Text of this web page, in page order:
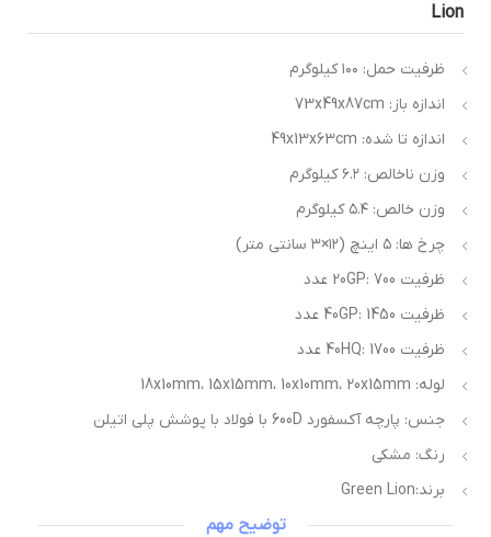
ظرفیت حمل: ۱۰۰ کیلوگرم
اندازه باز: 73x49x87cm
اندازه تا شده: 49x13x63cm
وزن ناخالص: ۶.۲ کیلوگرم
وزن خالص: ۵.۴ کیلوگرم
چرخ ها: ۵ اینچ (۱۲×۳ سانتی متر)
ظرفیت 20GP: 700 عدد
ظرفیت 40GP: 1450 عدد
ظرفیت 40HQ: 1700 عدد
لوله: 18x10mm، 15x15mm، 10x10mm، 20x15mm
جنس: پارچه آکسفورد 600D با فولاد با پوشش پلی اتیلن
رنگ: مشکی
برند:Green Lion
توضیح مهم